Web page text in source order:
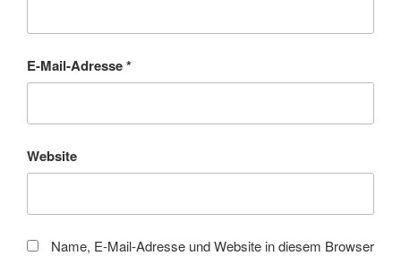
E-Mail-Adresse*
Website
Name, E-Mail-Adresse und Website in diesem Browser